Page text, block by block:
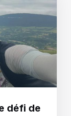
défi de